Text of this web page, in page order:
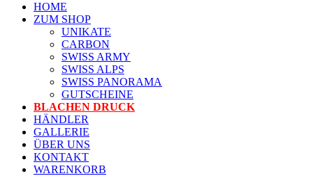
HOME
ZUM SHOP
UNIKATE
CARBON
SWISS ARMY
SWISS ALPS
SWISS PANORAMA
GUTSCHEINE
BLACHEN DRUCK
HÄNDLER
GALLERIE
ÜBER UNS
KONTAKT
WARENKORB